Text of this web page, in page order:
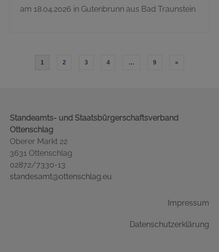
am 18.04.2026 in Gutenbrunn aus Bad Traunstein
Seitennummerierung
1 2 3 4 … 9 »
Standeamts- und Staatsbürgerschaftsverband
Ottenschlag
Oberer Markt 22
3631 Ottenschlag
02872/7330-13
standesamt@ottenschlag.eu
Impressum
Datenschutzerklärung